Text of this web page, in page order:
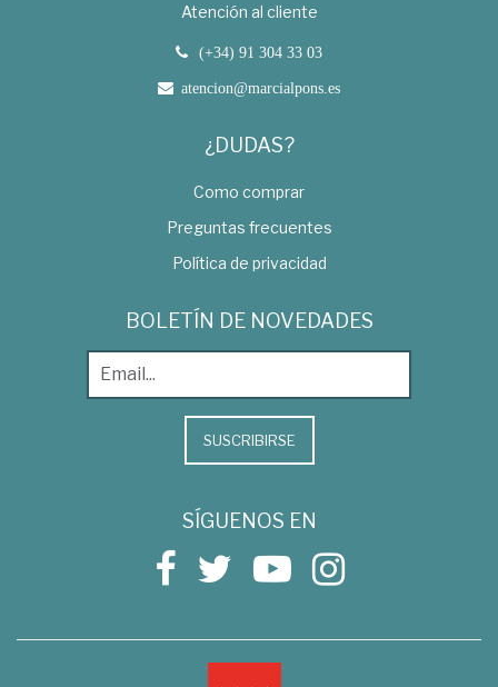
Atención al cliente
(+34) 91 304 33 03
atencion@marcialpons.es
¿DUDAS?
Como comprar
Preguntas frecuentes
Política de privacidad
BOLETÍN DE NOVEDADES
SUSCRIBIRSE
SÍGUENOS EN